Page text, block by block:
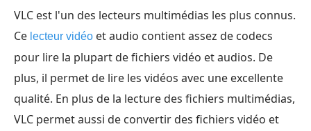
VLC est l'un des lecteurs multimédias les plus connus.
Ce lecteur vidéo et audio contient assez de codecs
pour lire la plupart de fichiers vidéo et audios. De
plus, il permet de lire les vidéos avec une excellente
qualité. En plus de la lecture des fichiers multimédias,
VLC permet aussi de convertir des fichiers vidéo et